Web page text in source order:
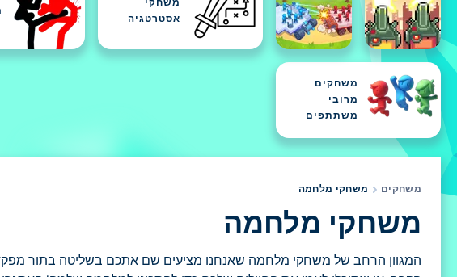
משחקי
אסטרטגיה
משחקים
מרובי
משתתפים
משחקים משחקי מלחמה
משחקי מלחמה
המגוון הרחב של משחקי מלחמה שאנחנו מציעים שם אתכם בשליטה בתור